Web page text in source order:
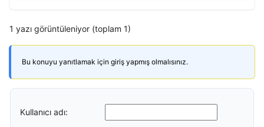
1 yazı görüntüleniyor (toplam 1)
Bu konuyu yanıtlamak için giriş yapmış olmalısınız.
Kullanıcı adı: